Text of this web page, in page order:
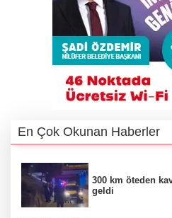
En Çok Okunan Haberler
300 km öteden
geldi